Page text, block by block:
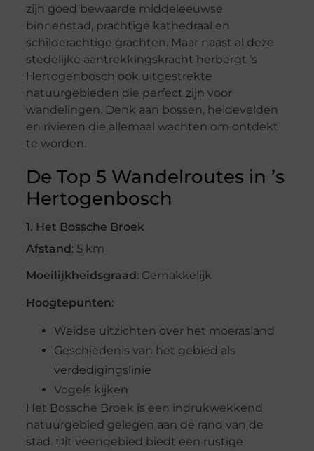
zijn goed bewaarde middeleeuwse
binnenstad, prachtige kathedraal en
schilderachtige grachten. Maar naast al deze
stedelijke aantrekkingskracht herbergt ’s
Hertogenbosch ook uitgestrekte
natuurgebieden die perfect zijn voor
wandelingen. Denk aan bossen, heidevelden
en rivieren die allemaal wachten om ontdekt
te worden.
De Top 5 Wandelroutes in ’s
Hertogenbosch
1. Het Bossche Broek
Afstand: 5 km
Moeilijkheidsgraad : Gemakkelijk
Hoogtepunten:
Weidse uitzichten over het moerasland
Geschiedenis van het gebied als
verdedigingslinie
Vogels kijken
Het Bossche Broek is een indrukwekkend
natuurgebied gelegen aan de rand van de
stad. Dit veengebied biedt een rustige